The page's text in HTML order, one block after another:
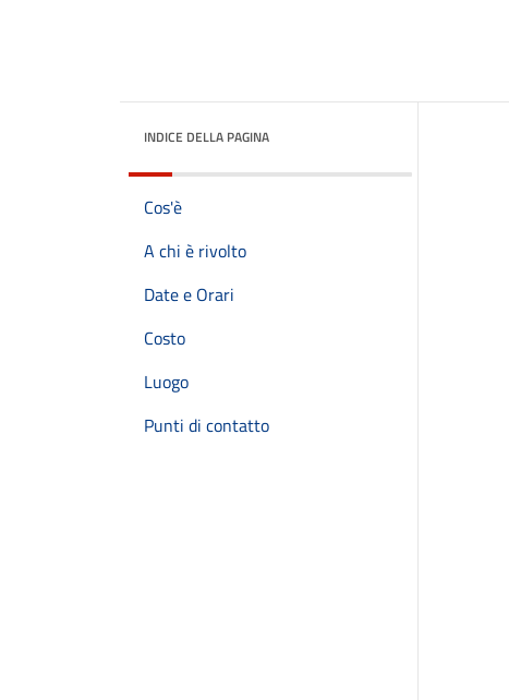
INDICE DELLA PAGINA
Cos'è
A chi è rivolto
Date e Orari
Costo
Luogo
Punti di contatto